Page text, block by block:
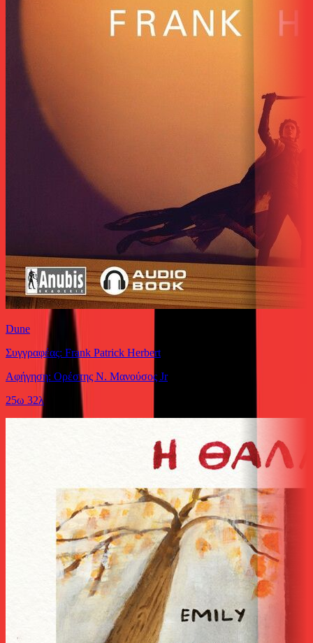
Dune
Συγγραφέας: Frank Patrick Herbert
Αφήγηση: Ορέστης Ν. Μανούσος Jr
25ω 32λ